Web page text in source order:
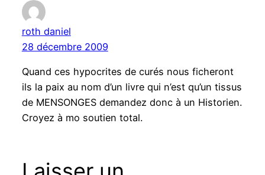
roth daniel
28 décembre 2009
Quand ces hypocrites de curés nous ficheront
ils la paix au nom d’un livre qui n’est qu’un tissus
de MENSONGES demandez donc à un Historien.
Croyez à mo soutien total.